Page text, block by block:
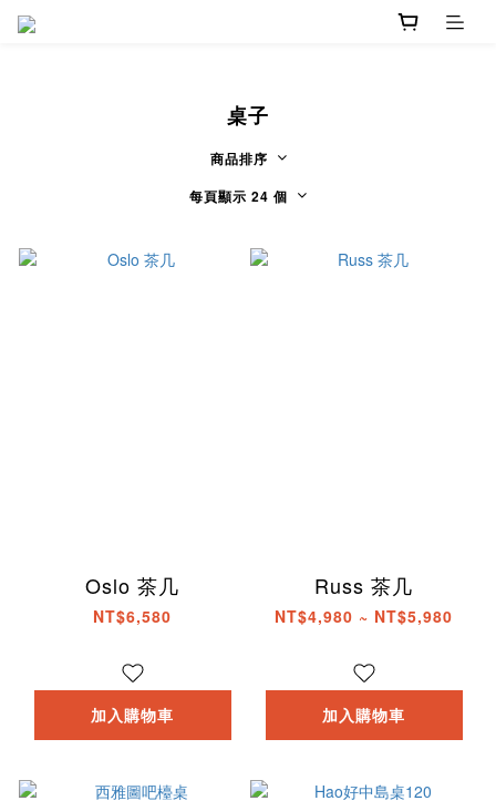
桌子
商品排序
每頁顯示 24 個
Oslo 茶几
NT$6,580
加入購物車
Russ 茶几
NT$4,980 ~ NT$5,980
加入購物車